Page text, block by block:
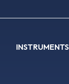
INSTRUMENTS